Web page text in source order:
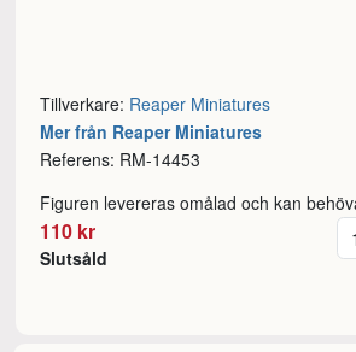
Tillverkare: Reaper Miniatures
Mer från Reaper Miniatures
Referens: RM-14453
Figuren levereras omålad och kan
110 kr
Slutsåld